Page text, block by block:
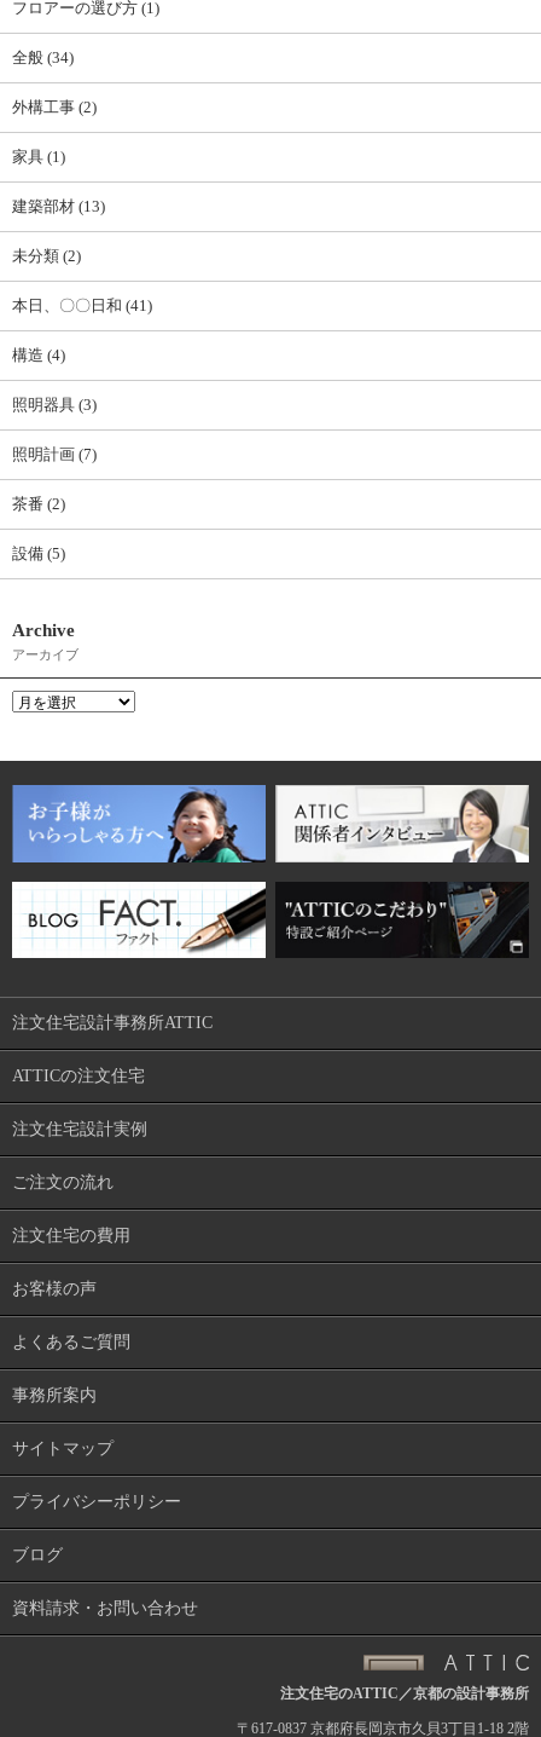
フロアーの選び方 (1)
全般 (34)
外構工事 (2)
家具 (1)
建築部材 (13)
未分類 (2)
本日、〇〇日和 (41)
構造 (4)
照明器具 (3)
照明計画 (7)
茶番 (2)
設備 (5)
Archive
アーカイブ
注文住宅設計事務所ATTIC
ATTICの注文住宅
注文住宅設計実例
ご注文の流れ
注文住宅の費用
お客様の声
よくあるご質問
事務所案内
サイトマップ
プライバシーポリシー
ブログ
資料請求・お問い合わせ
注文住宅のATTIC／京都の設計事務所
〒617-0837 京都府長岡京市久貝3丁目1-18 2階